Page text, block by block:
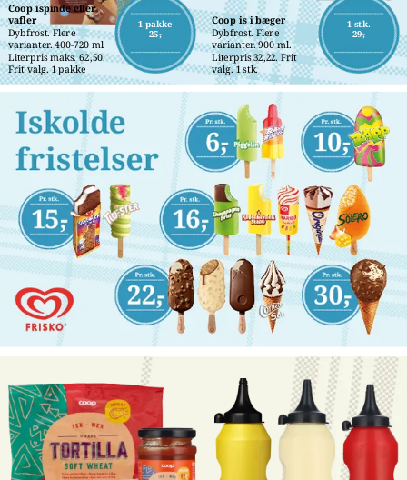
1 pakke
25,-
Coop ispinde eller
vafler
Dybfrost. Flere
varianter. 400-720 ml.
Literpris maks. 62,50.
Frit valg. 1 pakke
1 stk.
29,-
Coop is i bæger
Dybfrost. Flere
varianter. 900 ml.
Literpris 32,22. Frit
valg. 1 stk.